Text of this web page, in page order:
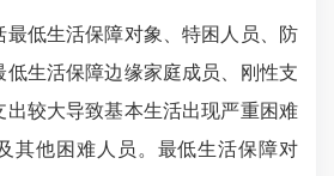
低生活保障对象、特困人员、防
低生活保障边缘家庭成员、刚性支
出较大导致基本生活出现严重困难
其他困难人员。最低生活保障对